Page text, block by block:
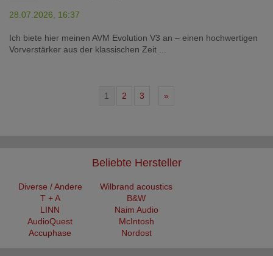
28.07.2026, 16:37
Ich biete hier meinen AVM Evolution V3 an – einen hochwertigen
Vorverstärker aus der klassischen Zeit ...
1 2 3 »
Beliebte Hersteller
Diverse / Andere
Wilbrand acoustics
T + A
B&W
LINN
Naim Audio
AudioQuest
McIntosh
Accuphase
Nordost